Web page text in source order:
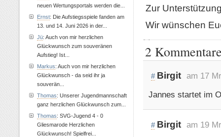
Zur
Wir wünschen
2
# Birgit
am 17
Jannes startet im
# Birgit
am 19
neuen Wertungsportals werden die...
Ernst: Die Aufstiegsspiele fanden am
13. und 14. Juni 2026 in der...
Jü: Auch von mir herzlichen
Glückwunsch zum souveränen
Aufstieg! Ist...
Markus: Auch von mir herzlichen
Glückwunsch - da seid ihr ja
souverän...
Thomas: Unserer Jugendmannschaft
ganz herzlichen Glückwunsch zum...
Thomas: SVG-Jugend 4 - 0
Gliesmarode Herzlichen
Glückwunsch! Spielfrei...